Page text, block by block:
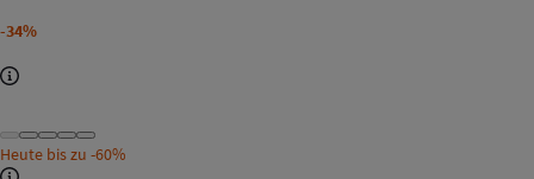
-34%
Heute bis zu -60%